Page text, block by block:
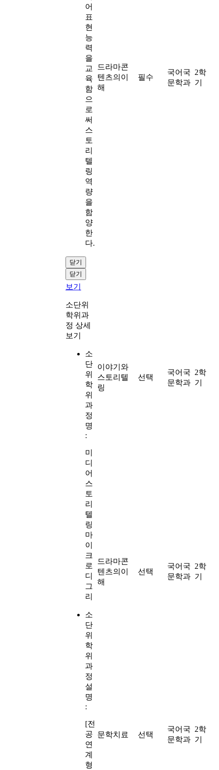
어
표
현
능
력
을
교
육
함
으
로
써
스
토
리
텔
링
역
량
을
함
양
한
다.
닫기
닫기
드라마콘
텐츠의이
해
필수
국어국
문학과
2학
기
보기
소단위
학위과
정 상세
보기
소
단
위
학
위
과
정
명
:
미
디
어
스
토
리
텔
링
마
이
크
로
디
그
리
소
단
위
학
위
과
정
설
명
:
[전
공
연
계
형
이야기와
스토리텔
링
선택
국어국
문학과
2학
기
드라마콘
텐츠의이
해
선택
국어국
문학과
2학
기
문학치료 선택
국어국
문학과
2학
기